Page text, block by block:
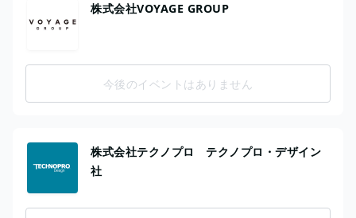
株式会社VOYAGE GROUP
今後のイベントはありません
株式会社テクノプロ テクノプロ・デザイン
社